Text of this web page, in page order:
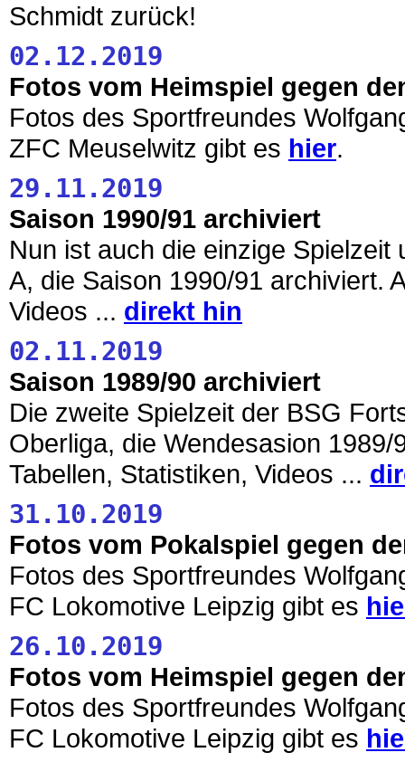
Schmidt zurück!
02.12.2019
Fotos vom Heimspiel gegen
Fotos des Sportfreundes
ZFC Meuselwitz gibt es hier.
29.11.2019
Saison 1990/91 archiviert
Nun ist auch die einzige
A, die Saison 1990/91 archiviert.
Videos ... direkt hin
02.11.2019
Saison 1989/90 archiviert
Die zweite Spielzeit der BSG
Oberliga, die Wendesasion
Tabellen, Statistiken, Videos ...
31.10.2019
Fotos vom Pokalspiel gegen
Fotos des Sportfreundes
FC Lokomotive Leipzig gibt es
26.10.2019
Fotos vom Heimspiel gegen
Fotos des Sportfreundes
FC Lokomotive Leipzig gibt es